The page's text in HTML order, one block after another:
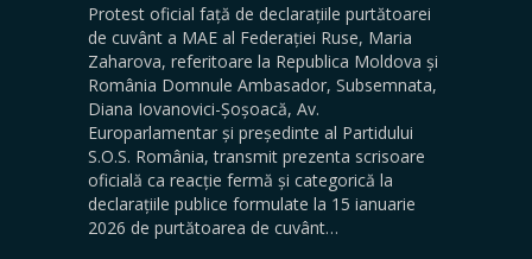
Protest oficial față de declarațiile purtătoarei
de cuvânt a MAE al Federației Ruse, Maria
Zaharova, referitoare la Republica Moldova și
România Domnule Ambasador, Subsemnata,
Diana Iovanovici-Șoșoacă, Av.
Europarlamentar și președinte al Partidului
S.O.S. România, transmit prezenta scrisoare
oficială ca reacție fermă și categorică la
declarațiile publice formulate la 15 ianuarie
2026 de purtătoarea de cuvânt…